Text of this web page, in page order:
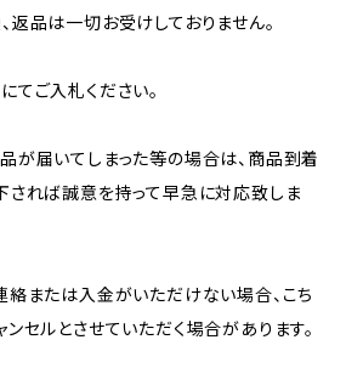
返品は一切お受けしておりません。
てご入札ください。
が届いてしまった等の場合は、商品到着
されば誠意を持って早急に対応致しま
または入金がいただけない場合、こち
セルとさせていただく場合があります。